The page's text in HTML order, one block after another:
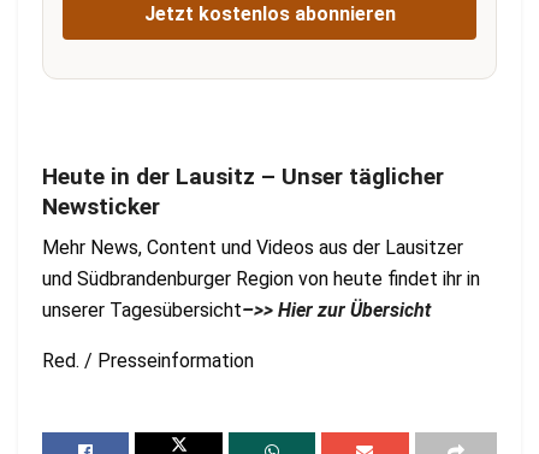
Jetzt kostenlos abonnieren
Heute in der Lausitz – Unser täglicher
Newsticker
Mehr News, Content und Videos aus der Lausitzer
und Südbrandenburger Region von heute findet ihr in
unserer Tagesübersicht–>> Hier zur Übersicht
Red. / Presseinformation